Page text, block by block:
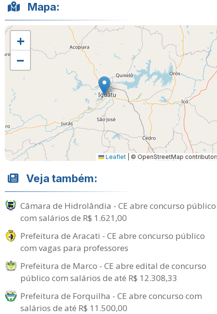
Mapa:
+
−
Leaflet © OpenStreetMap
Veja também:
Câmara de Hidrolândia - CE abre concurso público
com salários de R$ 1.621,00
Prefeitura de Aracati - CE abre concurso público
com vagas para professores
Prefeitura de Marco - CE abre edital de concurso
público com salários de até R$ 12.308,33
Prefeitura de Forquilha - CE abre concurso com
salários de até R$ 11.500,00